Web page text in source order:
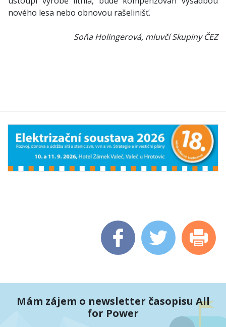
nového lesa nebo obnovou rašelinišť.
Soňa Holingerová, mluvčí Skupiny ČEZ
Mám zájem o newsletter časopisu All
for Power